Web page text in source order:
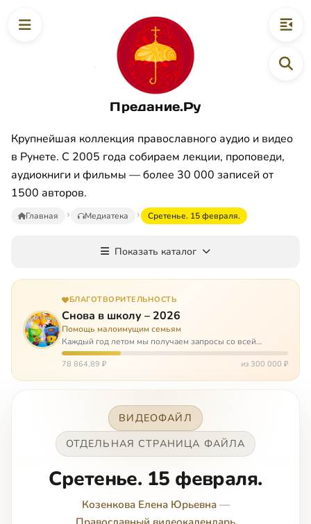
Предание.Ру
Крупнейшая коллекция православного аудио и видео
в Рунете. С 2005 года собираем лекции, проповеди,
аудиокниги и фильмы — более 30 000 записей от
1500 авторов.
Главная Медиатека Сретенье. 15 февраля.
Показать каталог
БЛАГОТВОРИТЕЛЬНОСТЬ
Снова в школу – 2026
Помощь малоимущим семьям
Каждый год летом мы получаем запросы со всей
России: помогите собраться в школу. Семьи с больными
детьми или родителями, семьи без пап или мам,
78 864,89 ₽ из 300 000 ₽
ВИДЕОФАЙЛ
ОТДЕЛЬНАЯ СТРАНИЦА ФАЙЛА
Сретенье. 15 февраля.
Козенкова Елена Юрьевна—